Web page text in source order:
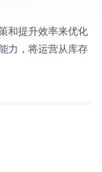
和提升效率来优化
力，将运营从库存